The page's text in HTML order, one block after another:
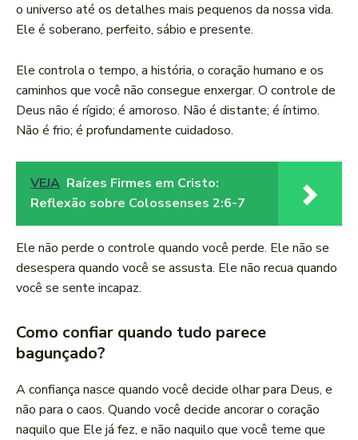
o universo até os detalhes mais pequenos da nossa vida.
Ele é soberano, perfeito, sábio e presente.
Ele controla o tempo, a história, o coração humano e os
caminhos que você não consegue enxergar. O controle de
Deus não é rígido; é amoroso. Não é distante; é íntimo.
Não é frio; é profundamente cuidadoso.
VEJA Raízes Firmes em Cristo:
Reflexão sobre Colossenses 2:6-7
Ele não perde o controle quando você perde. Ele não se
desespera quando você se assusta. Ele não recua quando
você se sente incapaz.
Como confiar quando tudo parece
bagunçado?
A confiança nasce quando você decide olhar para Deus, e
não para o caos. Quando você decide ancorar o coração
naquilo que Ele já fez, e não naquilo que você teme que